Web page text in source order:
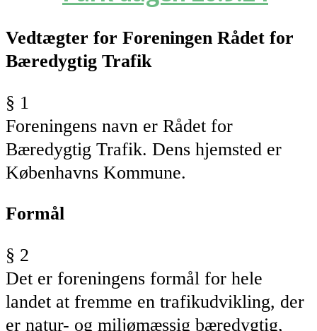
Vedtægter for Foreningen Rådet for
Bæredygtig Trafik
§ 1
Foreningens navn er Rådet for
Bæredygtig Trafik. Dens hjemsted er
Københavns Kommune.
Formål
§ 2
Det er foreningens formål for hele
landet at fremme en trafikudvikling, der
er natur- og miljømæssig bæredygtig,